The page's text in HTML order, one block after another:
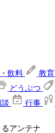
飲料 教育
どうぶつ
談 行事
アンテナ